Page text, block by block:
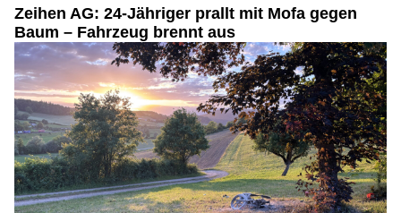
Zeihen AG: 24-Jähriger prallt mit Mofa gegen
Baum – Fahrzeug brennt aus